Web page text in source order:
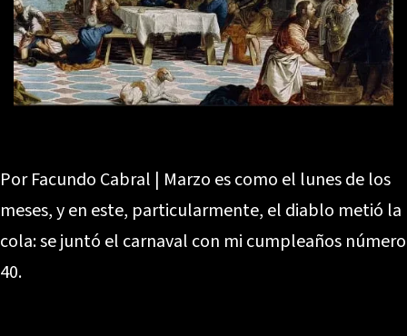
Por Facundo Cabral | Marzo es como el lunes de los
meses, y en este, particularmente, el diablo metió la
cola: se juntó el carnaval con mi cumpleaños número
40.